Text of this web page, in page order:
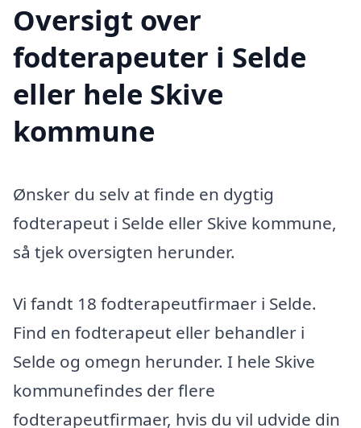
Oversigt over
fodterapeuter i Selde
eller hele Skive
kommune
Ønsker du selv at finde en dygtig
fodterapeut i Selde eller Skive kommune,
så tjek oversigten herunder.
Vi fandt 18 fodterapeutfirmaer i Selde.
Find en fodterapeut eller behandler i
Selde og omegn herunder. I hele Skive
kommunefindes der flere
fodterapeutfirmaer, hvis du vil udvide din